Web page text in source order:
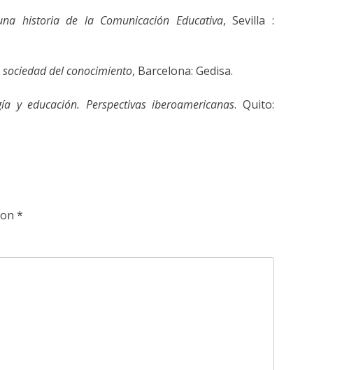
historia de la Comunicación Educativa, Sevilla :
del conocimiento, Barcelona: Gedisa.
y educación. Perspectivas iberoamericanas. Quito:
*